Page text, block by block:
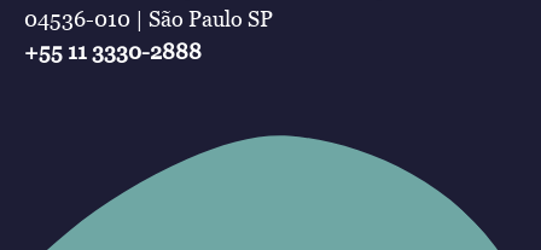
04536-010 | São Paulo SP
+55 11 3330-2888